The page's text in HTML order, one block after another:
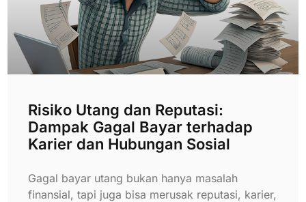
Risiko Utang dan Reputasi:
Dampak Gagal Bayar terhadap
Karier dan Hubungan Sosial
Gagal bayar utang bukan hanya masalah
finansial, tapi juga bisa merusak reputasi, karier,